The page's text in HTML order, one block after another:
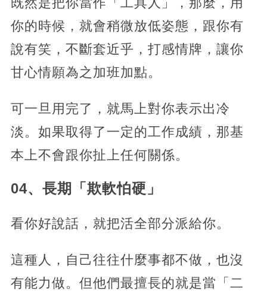
你的時候，就會稍微放低姿態，跟你有
說有笑，不斷套近乎，打感情牌，讓你
甘心情願為之加班加點。
可一旦用完了，就馬上對你表示出冷
淡。如果取得了一定的工作成績，那基
本上不會跟你扯上任何關係。
04、長期「欺軟怕硬」
看你好說話，就把活全部分派給你。
這種人，自己往往什麼事都不做，也沒
有能力做。但他們最擅長的就是當「二